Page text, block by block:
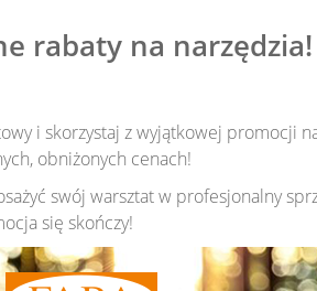
rabaty na narzędzia!
i skorzystaj z wyjątkowej promocji
obniżonych cenach!
swój warsztat w profesjonalny
się skończy!